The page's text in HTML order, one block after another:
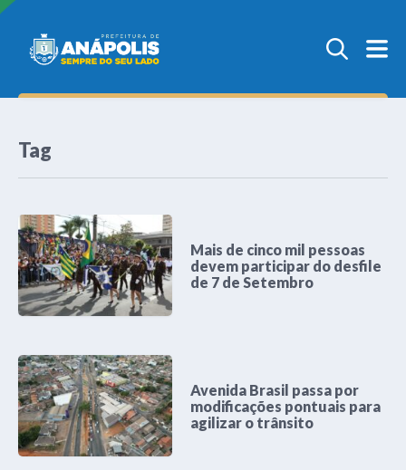
Tag
Mais de cinco mil pessoas
devem participar do desfile
de 7 de Setembro
Avenida Brasil passa por
modificações pontuais para
agilizar o trânsito